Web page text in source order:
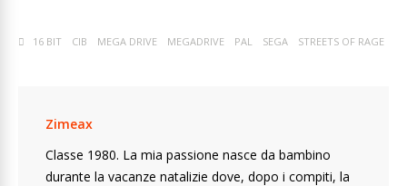
16 BIT CIB MEGA DRIVE MEGADRIVE PAL SEGA STREETS OF RAGE
Zimeax
Classe 1980. La mia passione nasce da bambino
durante la vacanze natalizie dove, dopo i compiti, la